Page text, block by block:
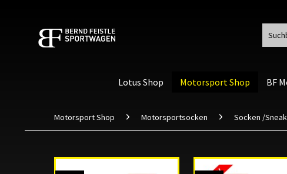
Lotus Shop Motorsport Shop BF
Motorsport Shop Motorsportsocken Socken /